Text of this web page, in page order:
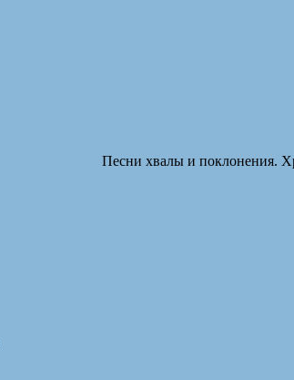
Песни хвалы и поклонения.